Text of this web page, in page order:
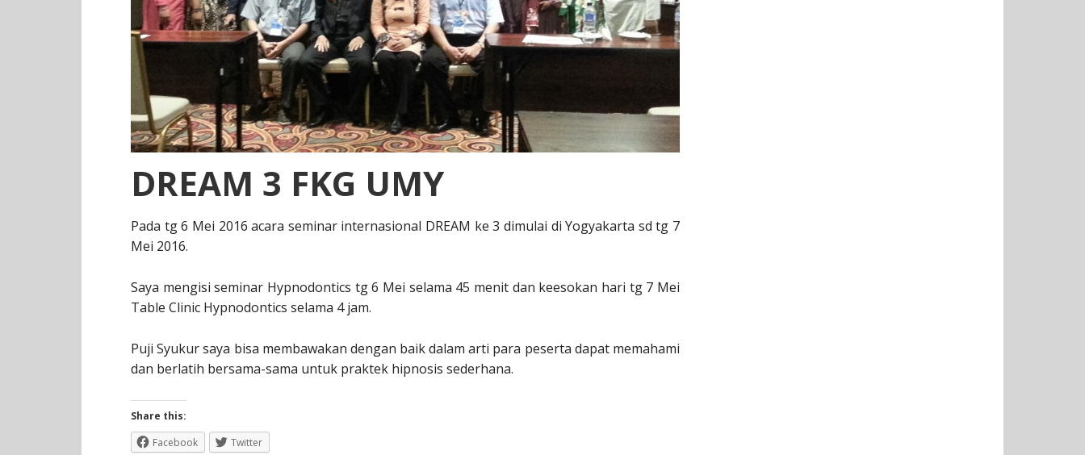
DREAM 3 FKG UMY
Pada tg 6 Mei 2016 acara seminar internasional DREAM ke 3 dimulai di Yogyakarta sd tg 7
Mei 2016.
Saya mengisi seminar Hypnodontics tg 6 Mei selama 45 menit dan keesokan hari tg 7 Mei
Table Clinic Hypnodontics selama 4 jam.
Puji Syukur saya bisa membawakan dengan baik dalam arti para peserta dapat memahami
dan berlatih bersama-sama untuk praktek hipnosis sederhana.
Share this:
Facebook
Twitter